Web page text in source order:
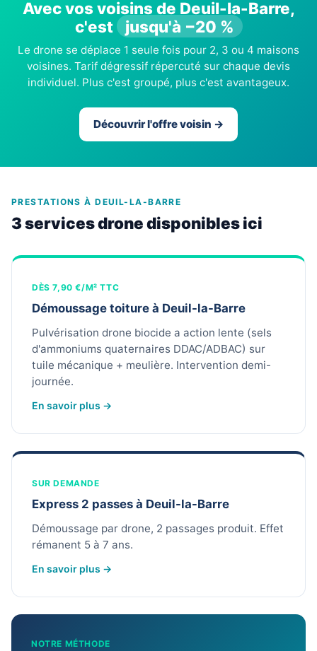
Avec vos voisins de Deuil-la-Barre,
c'est
jusqu'à −20 %
Le drone se déplace 1 seule fois pour 2, 3 ou 4 maisons
voisines. Tarif dégressif répercuté sur chaque devis
individuel. Plus c'est groupé, plus c'est avantageux.
Découvrir l'offre voisin →
PRESTATIONS À DEUIL-LA-BARRE
3 services drone disponibles ici
DÈS 7,90 €/M² TTC
Démoussage toiture à Deuil-la-Barre
Pulvérisation drone biocide a action lente (sels
d'ammoniums quaternaires DDAC/ADBAC) sur
tuile mécanique + meulière. Intervention demi-
journée.
En savoir plus →
SUR DEMANDE
Express 2 passes à Deuil-la-Barre
Démoussage par drone, 2 passages produit. Effet
rémanent 5 à 7 ans.
En savoir plus →
NOTRE MÉTHODE